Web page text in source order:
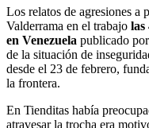
Los relatos de agresiones a
Valderrama en el trabajo las
en Venezuela publicado
de la situación de
desde el 23 de febrero,
la frontera.
En Tienditas había
atravesar la trocha era